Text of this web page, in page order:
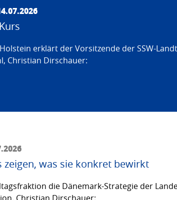
erklärt der Vorsitzende der SSW-
Christian Dirschauer:
was sie konkret bewirkt
die Dänemark-Strategie der